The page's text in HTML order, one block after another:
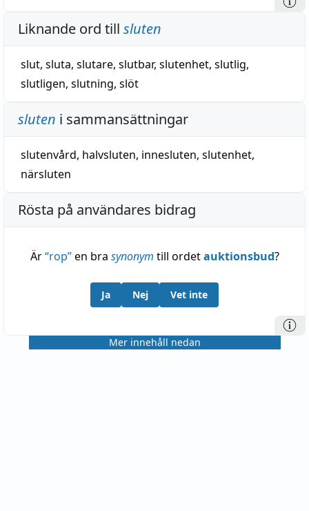
Liknande ord till sluten
slut, sluta, slutare, slutbar, slutenhet, slutlig,
slutligen, slutning, slöt
sluten i sammansättningar
slutenvård, halvsluten, innesluten, slutenhet,
närsluten
Rösta på användares bidrag
Är“rop”en bra synonym till ordetauktionsbud?
Ja Nej Vet inte
Mer innehåll nedan